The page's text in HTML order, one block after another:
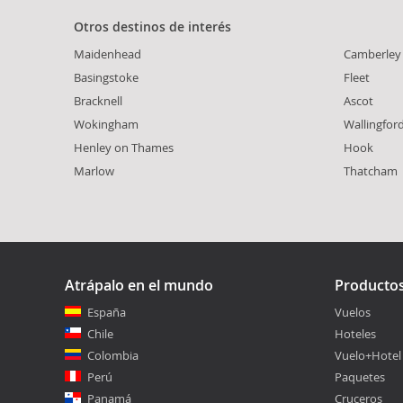
Otros destinos de interés
Maidenhead
Basingstoke
Bracknell
Wokingham
Henley on Thames
Marlow
Camberley
Fleet
Ascot
Wallingford
Hook
Thatcham
Atrápalo en el mundo
España
Chile
Colombia
Perú
Panamá
Vuelos
Hoteles
Vuelo+Hotel
Paquetes
Cruceros